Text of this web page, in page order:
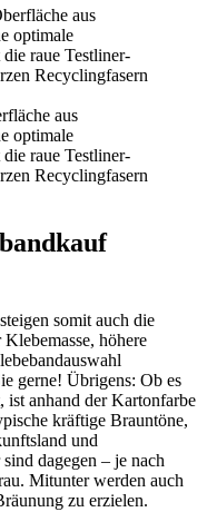
aus
optimale
raue Testliner-
Recyclingfasern
somit auch die
höhere
gerne! Übrigens: Ob es
ist anhand der Kartonfarbe
kräftige Brauntöne,
und
dagegen – je nach
Mitunter werden auch
zu erzielen.